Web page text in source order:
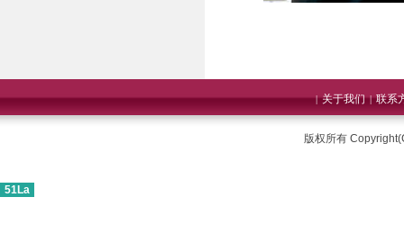
|关于我们 |联系
版权所有
51La